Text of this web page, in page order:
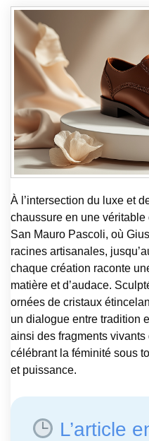
À l’intersection du luxe et
chaussure en une
San Mauro Pascoli, où
racines artisanales,
chaque création raconte
matière et d’audace.
ornées de cristaux
un dialogue entre tradition
ainsi des fragments
célébrant la féminité sous
et puissance.
L’article